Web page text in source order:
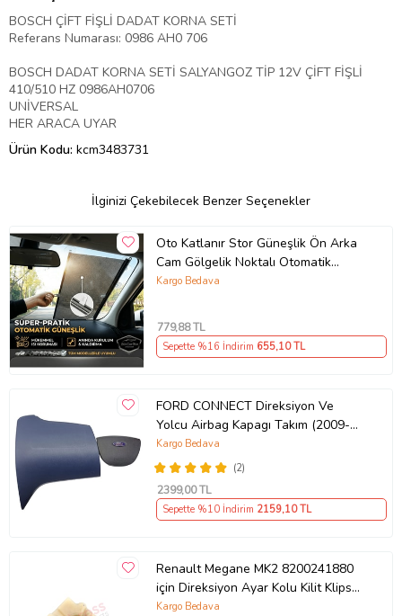
BOSCH ÇİFT FİŞLİ DADAT KORNA SETİ
Referans Numarası: 0986 AH0 706
BOSCH DADAT KORNA SETİ SALYANGOZ TİP 12V ÇİFT FİŞLİ
410/510 HZ 0986AH0706
UNİVERSAL
HER ARACA UYAR
Ürün Kodu: kcm3483731
İlginizi Çekebilecek Benzer Seçenekler
Oto Katlanır Stor Güneşlik Ön Arka
Cam Gölgelik Noktalı Otomatik
Sürgülü Güneş Koruyucu Araba Suv
Kargo Bedava
779,88 TL
Sepette %16 İndirim 655,10 TL
FORD CONNECT Direksiyon Ve
Yolcu Airbag Kapagı Takım (2009-
2014) İthal Üretim
(2)
Kargo Bedava
2399,00 TL
Sepette %10 İndirim 2159,10 TL
Renault Megane MK2 8200241880
için Direksiyon Ayar Kolu Kilit Klips
Plastiği
Kargo Bedava